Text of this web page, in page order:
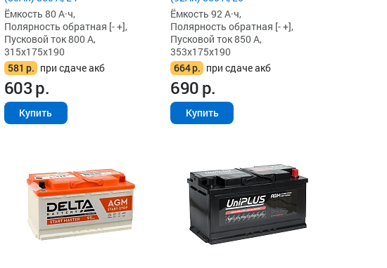
Ёмкость 80 А·ч,
Полярность обратная [- +],
Пусковой ток 800 А,
315x175x190
581 р. при сдаче акб
603р.
Купить
Ёмкость 92 А·ч,
Полярность обратная [- +],
Пусковой ток 850 А,
353x175x190
664р. при сдаче акб
690р.
Купить